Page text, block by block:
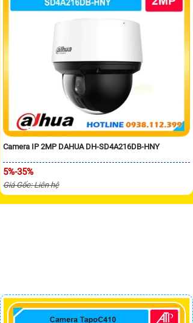
Camera IP 2MP DAHUA DH-SD4A216DB-HNY
5%-35%
Giá Gốc: Liên hệ